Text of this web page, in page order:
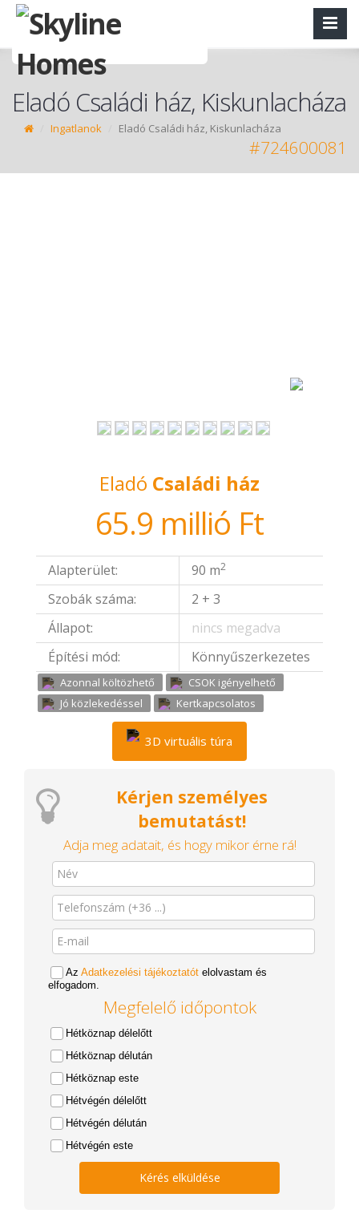
Eladó Családi ház, Kiskunlacháza
Ingatlanok Eladó Családi ház, Kiskunlacháza
#724600081
Eladó Családi ház
65.9 millió Ft
Alapterület: 90 m2
Szobák száma:
2 + 3
Állapot:
nincs megadva
Építési mód:
Könnyűszerkezetes
Azonnal költözhető
CSOK igényelhető
Jó közlekedéssel
Kertkapcsolatos
3D virtuális túra
Kérjen személyes
bemutatást!
Adja meg adatait, és hogy mikor érne rá!
Az Adatkezelési tájékoztatót elolvastam és
elfogadom.
Megfelelő időpontok
Hétköznap délelőtt
Hétköznap délután
Hétköznap este
Hétvégén délelőtt
Hétvégén délután
Hétvégén este
Kérés elküldése